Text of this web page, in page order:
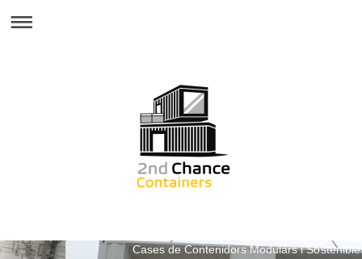
Cases de Contenidors Modulars i